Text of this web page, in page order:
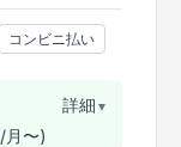
空冷
コンビニ払い
詳細 ▼
/月〜)